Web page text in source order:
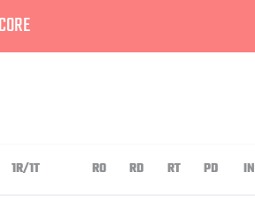
1R/1T RO RD RT PD IN